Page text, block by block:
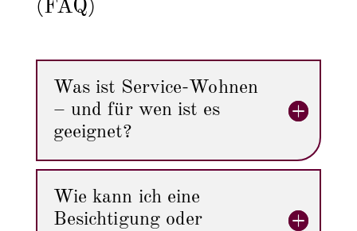
(FAQ)
Was ist Service-Wohnen
– und für wen ist es
geeignet?
Wie kann ich eine
Besichtigung oder